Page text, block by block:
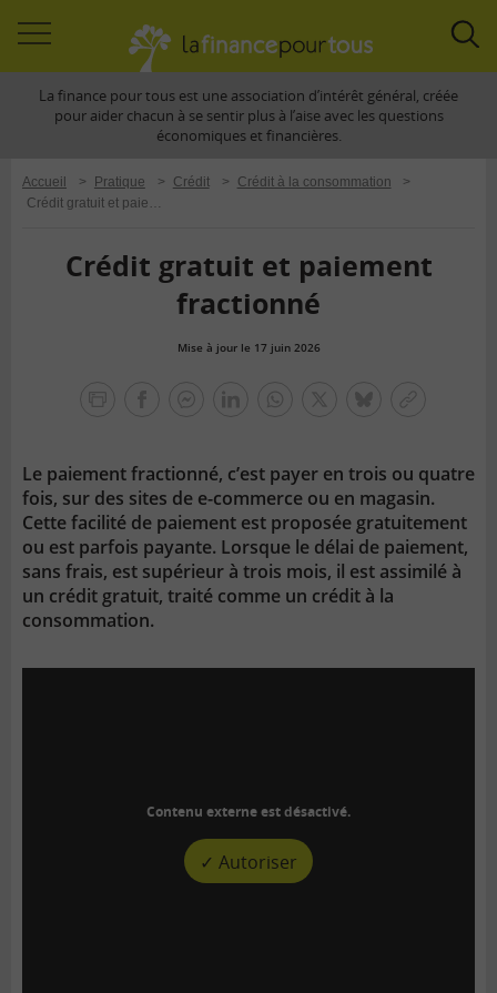
àLa finance pour tous est une association d’intérêt général, créée
pour aider chacun à se sentir plus à l’aise avec les questions
économiques et financières.
Accueil > Pratique > Crédit > Crédit à la consommation
>
Crédit gratuit et paiement fractionné
Crédit gratuit et paiement
fractionné
Mise à jour le 17 juin 2026
Le paiement fractionné, c’est payer en trois ou quatre
fois, sur des sites de e-commerce ou en magasin.
Cette facilité de paiement est proposée gratuitement
ou est parfois payante. Lorsque le délai de paiement,
sans frais, est supérieur à trois mois, il est assimilé à
un crédit gratuit, traité comme un crédit à la
consommation.
Contenu externe est désactivé.
✓ Autoriser